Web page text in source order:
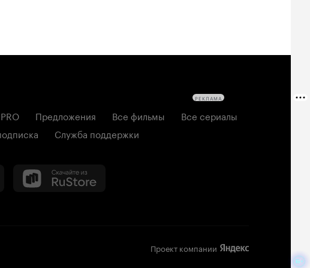
Предложения Все фильмы
Все сериалы
Служба поддержки
Проект компании
РЕКЛАМА